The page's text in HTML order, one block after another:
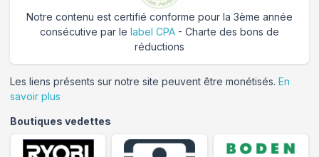
Notre contenu est certifié conforme pour la 3ème année
consécutive par le label CPA - Charte des bons de
réductions
Les liens présents sur notre site peuvent être monétisés. En
savoir plus
Boutiques vedettes